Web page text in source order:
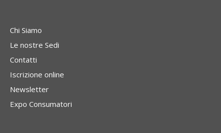
Chi Siamo
Le nostre Sedi
Contatti
Iscrizione online
Newsletter
Expo Consumatori